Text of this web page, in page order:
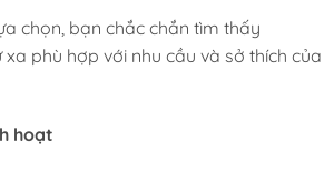
chọn, bạn chắc chắn tìm thấy
phù hợp với nhu cầu và sở thích của
hoạt